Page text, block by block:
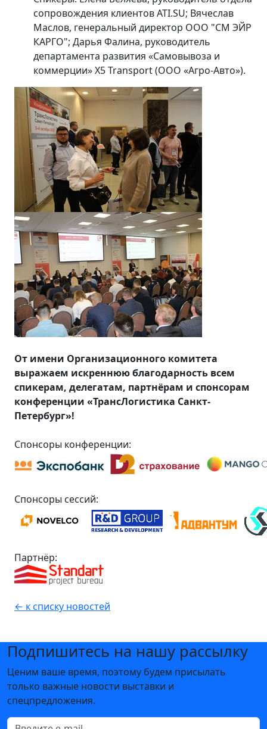
сопровождения клиентов ATI.SU; Вячеслав
Маслов, генеральный директор ООО "СМ ЭЙР
КАРГО"; Дарья Фалина, руководитель
департамента развития «Самовывоза и
коммерции» X5 Transport (ООО «Агро-Авто»).
От имени Организационного комитета
выражаем искреннюю благодарность всем
спикерам, делегатам, партнёрам и спонсорам
конференции «ТрансЛогистика Санкт-
Петербург»!
Спонсоры конференции:
Спонсоры сессий:
Партнёр:
← к списку новостей
Подпишитесь на нашу рассылку
Ценим ваше время, поэтому будем присылать
только важные новости выставки и
спецпредложения.